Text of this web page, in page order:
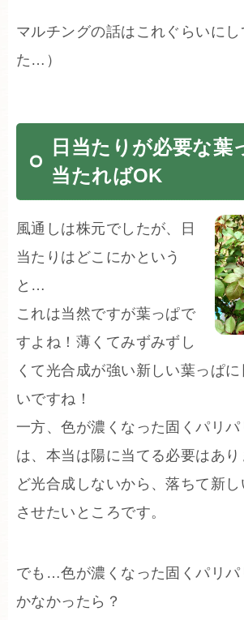
マルチングの話はこれぐらいに
た…）
日当たりが必要な葉
当たればOK
風通しは株元でしたが、日
当たりはどこにかという
と…
これは当然ですが葉っぱで
すよね！薄くてみずみずし
くて光合成が強い新しい葉っぱ
いですね！
一方、色が濃くなった固くパリ
は、本当は陽に当てる必要はあ
ど光合成しないから、落ちて新
させたいところです。
でも…色が濃くなった固くパリパ
かなかったら？